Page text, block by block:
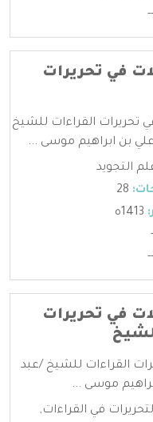
في تحريرات
تحريرات القراءات للشيخ
علي بن ابراهيم موسى ...
التجويد
في تحريرات
القراءات للشيخ /عبد
موسى ...
في القراءات,